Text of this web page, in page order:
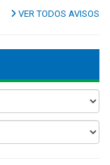
VER TODOS AVISOS